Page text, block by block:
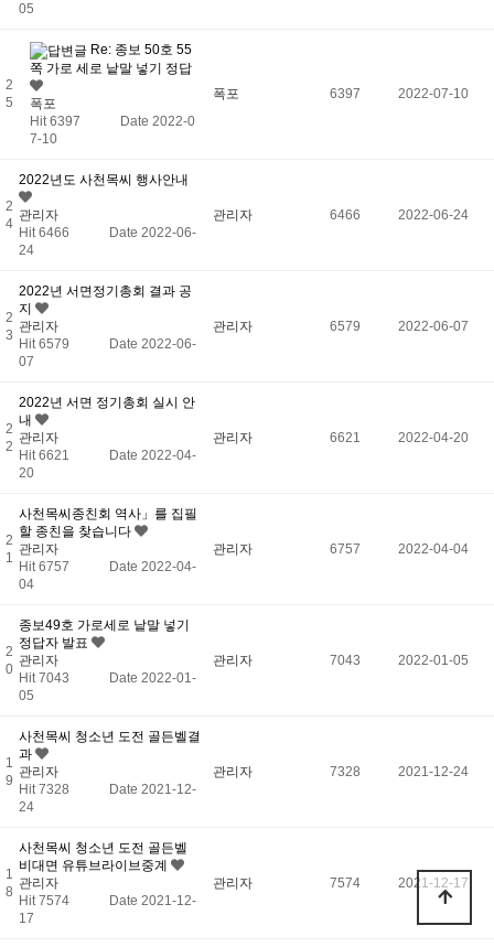
05
2
5
Re: 종보 50호 55
쪽 가로 세로 낱말 넣기 정답
폭포
Hit 6397 Date 2022-0
7-10
폭포 6397 2022-07-10
2
4
2022년도 사천목씨 행사안내
관리자
Hit 6466
Date 2022-06-
24
관리자 6466 2022-06-24
2
3
2022년 서면정기총회 결과 공
지
관리자
Hit 6579
Date 2022-06-
07
관리자 6579 2022-06-07
2
2
2022년 서면 정기총회 실시 안
내
관리자
Hit 6621
Date 2022-04-
20
관리자 6621 2022-04-20
2
1
사천목씨종친회 역사」를 집필
할 종친을 찾습니다
관리자
Hit 6757
Date 2022-04-
04
관리자 6757 2022-04-04
2
0
종보49호 가로세로 낱말 넣기
정답자 발표
관리자
Hit 7043
Date 2022-01-
05
관리자 7043 2022-01-05
1
9
사천목씨 청소년 도전 골든벨결
과
관리자
Hit 7328
Date 2021-12-
24
관리자 7328 2021-12-24
1
8
사천목씨 청소년 도전 골든벨
비대면 유튜브라이브중계
관리자
Hit 7574
Date 2021-12-
17
관리자 7574 2021-12-17